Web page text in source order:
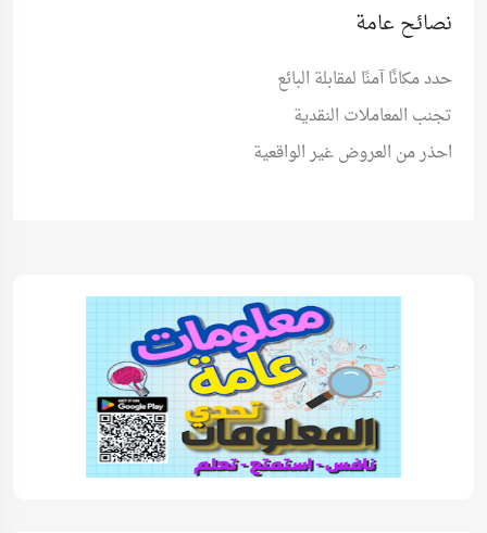
نصائح عامة
حدد مكانًا آمنًا لمقابلة البائع
تجنب المعاملات النقدية
احذر من العروض غير الواقعية